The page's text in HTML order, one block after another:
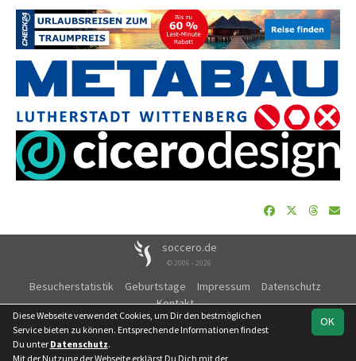
soccero.de
© 2006 - 2026
Besucherstatistik Geburtstage Impressum
Datenschutz
Kontakt
OK
Diese Webseite verwendet Cookies, um Dir den bestmöglichen
Service bieten zu können. Entsprechende Informationen findest
Du unter Datenschutz.
Mit der Nutzung der Webseite erklärst Du Dich mit der